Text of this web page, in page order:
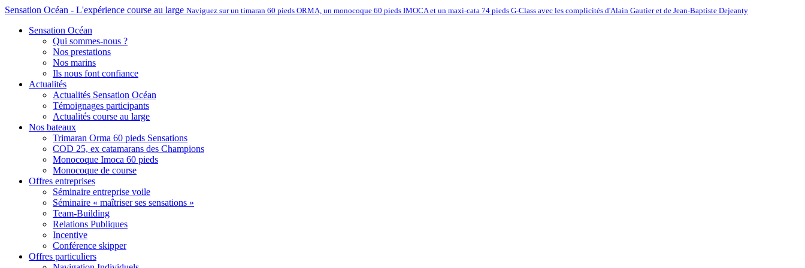
Sensation Océan - L'expérience course au large Naviguez sur un timaran 60 pieds ORMA, un monocoque 60 pieds IMOCA et un maxi-cata 74 pieds G-Class avec les complicités d'Alain Gautier et de Jean-Baptiste Dejeanty
Sensation Océan
Qui sommes-nous ?
Nos prestations
Nos marins
Ils nous font confiance
Actualités
Actualités Sensation Océan
Témoignages participants
Actualités course au large
Nos bateaux
Trimaran Orma 60 pieds Sensations
COD 25, ex catamarans des Champions
Monocoque Imoca 60 pieds
Monocoque de course
Offres entreprises
Séminaire entreprise voile
Séminaire « maîtriser ses sensations »
Team-Building
Relations Publiques
Incentive
Conférence skipper
Offres particuliers